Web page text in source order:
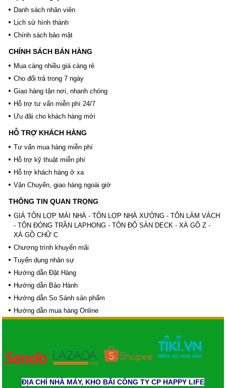
Danh sách nhân viên
Lịch sử hình thành
Chính sách bảo mật
CHÍNH SÁCH BÁN HÀNG
Mua càng nhiều giá càng rẻ
Cho đổi trả trong 7 ngày
Giao hàng tận nơi, nhanh chóng
Hỗ trợ tư vấn miễn phí 24/7
Ưu đãi cho khách hàng mới
HỖ TRỢ KHÁCH HÀNG
Tư vấn mua hàng miễn phí
Hỗ trợ kỹ thuật miễn phí
Hỗ trợ khách hàng ở xa
Vận Chuyển, giao hàng ngoài giờ
THÔNG TIN QUAN TRỌNG
GIÁ TÔN LỢP MÁI NHÀ - TÔN LỢP NHÀ XƯỞNG - TÔN LÀM VÁCH
- TÔN ĐÓNG TRẦN LAPHONG - TÔN ĐỔ SÀN DECK - XÀ GỒ Z -
XÀ GỒ CHỮ C
Chương trình khuyến mãi
Tuyển dụng nhân sự
Hướng dẫn Đặt Hàng
Hướng dẫn Bảo Hành
Hướng dẫn So Sánh sản phẩm
Hướng dẫn mua hàng Online
ĐỊA CHỈ NHÀ MÁY, KHO BÃI CÔNG TY CP HAPPY LIFE